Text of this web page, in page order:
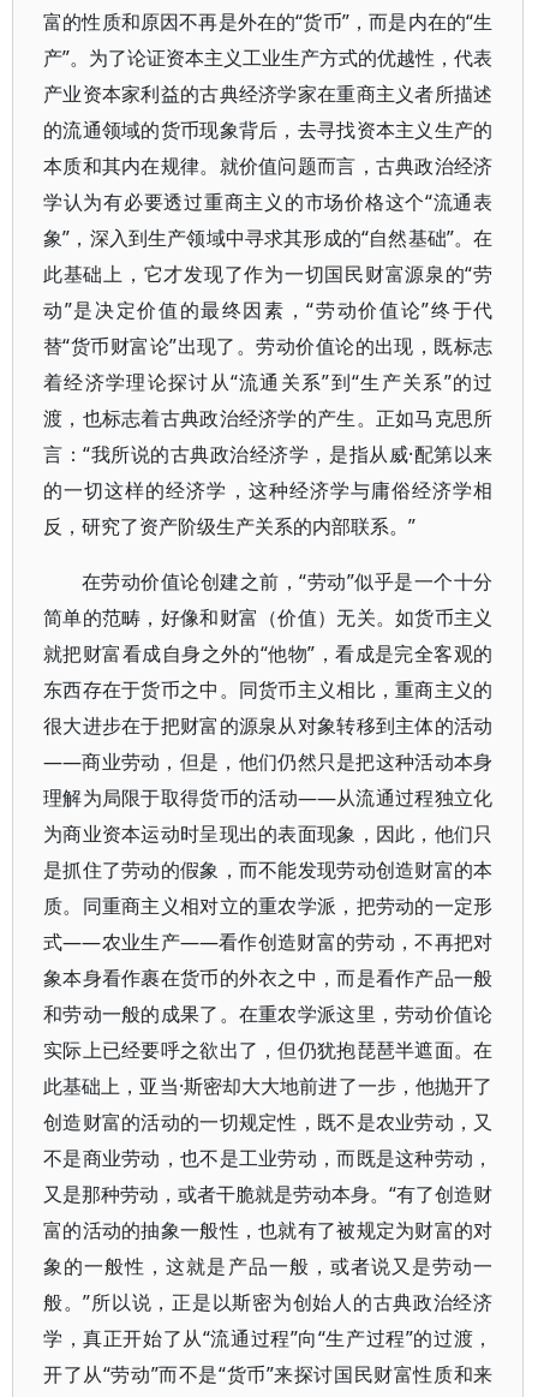
富的性质和原因不再是外在的“货币”，而是内在的“生
产”。为了论证资本主义工业生产方式的优越性，代表
产业资本家利益的古典经济学家在重商主义者所描述
的流通领域的货币现象背后，去寻找资本主义生产的
本质和其内在规律。就价值问题而言，古典政治经济
学认为有必要透过重商主义的市场价格这个“流通表
象”，深入到生产领域中寻求其形成的“自然基础”。在
此基础上，它才发现了作为一切国民财富源泉的“劳
动”是决定价值的最终因素，“劳动价值论”终于代
替“货币财富论”出现了。劳动价值论的出现，既标志
着经济学理论探讨从“流通关系”到“生产关系”的过
渡，也标志着古典政治经济学的产生。正如马克思所
言：“我所说的古典政治经济学，是指从威·配第以来
的一切这样的经济学，这种经济学与庸俗经济学相
反，研究了资产阶级生产关系的内部联系。”
在劳动价值论创建之前，“劳动”似乎是一个十分
简单的范畴，好像和财富（价值）无关。如货币主义
就把财富看成自身之外的“他物”，看成是完全客观的
东西存在于货币之中。同货币主义相比，重商主义的
很大进步在于把财富的源泉从对象转移到主体的活动
——商业劳动，但是，他们仍然只是把这种活动本身
理解为局限于取得货币的活动——从流通过程独立化
为商业资本运动时呈现出的表面现象，因此，他们只
是抓住了劳动的假象，而不能发现劳动创造财富的本
质。同重商主义相对立的重农学派，把劳动的一定形
式——农业生产——看作创造财富的劳动，不再把对
象本身看作裹在货币的外衣之中，而是看作产品一般
和劳动一般的成果了。在重农学派这里，劳动价值论
实际上已经要呼之欲出了，但仍犹抱琵琶半遮面。在
此基础上，亚当·斯密却大大地前进了一步，他抛开了
创造财富的活动的一切规定性，既不是农业劳动，又
不是商业劳动，也不是工业劳动，而既是这种劳动，
又是那种劳动，或者干脆就是劳动本身。“有了创造财
富的活动的抽象一般性，也就有了被规定为财富的对
象的一般性，这就是产品一般，或者说又是劳动一
般。”所以说，正是以斯密为创始人的古典政治经济
学，真正开始了从“流通过程”向“生产过程”的过渡，
开了从“劳动”而不是“货币”来探讨国民财富性质和来